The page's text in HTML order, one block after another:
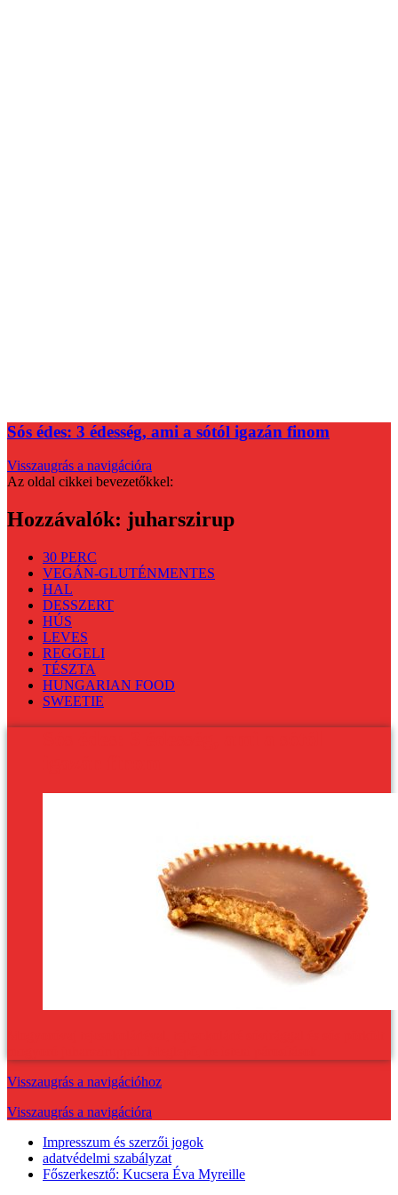
Sós édes: 3 édesség, ami a sótól igazán finom
Visszaugrás a navigációra
Az oldal cikkei bevezetőkkel:
Hozzávalók: juharszirup
30 PERC
VEGÁN-GLUTÉNMENTES
HAL
DESSZERT
HÚS
LEVES
REGGELI
TÉSZTA
HUNGARIAN FOOD
SWEETIE
Visszaugrás a navigációhoz
Visszaugrás a navigációra
Impresszum és szerzői jogok
adatvédelmi szabályzat
Főszerkesztő: Kucsera Éva Myreille